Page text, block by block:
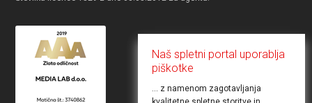
Naš spletni portal uporablja
piškotke
... z namenom zagotavljanja